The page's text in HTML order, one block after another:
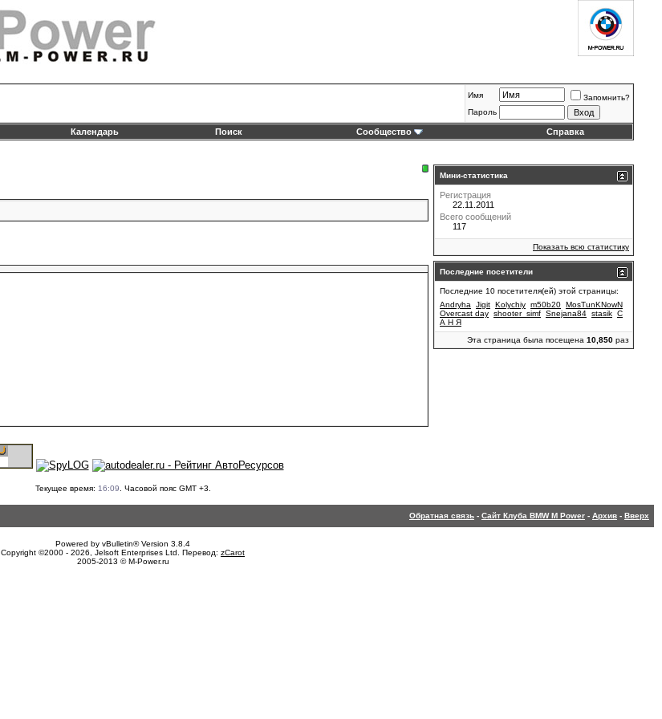
Имя
Запомнить?
Пароль
Календарь Поиск Сообщество Справка
Мини-статистика
Регистрация
22.11.2011
Всего сообщений
117
Показать всю статистику
Последние посетители
Последние 10 посетителя(ей) этой страницы:
Andryha
Jigit Kolychiy m50b20 MosTunKNowN
Overcast day shooter_simf Snejana84 stasik С
А Н Я
Эта страница была посещена 10,850 раз
Текущее время: 16:09 . Часовой пояс GMT +3.
Обратная связь - Сайт Клуба BMW M Power - Архив - Вверх
Powered by vBulletin® Version 3.8.4
Copyright ©2000 - 2026, Jelsoft Enterprises Ltd. Перевод: zCarot
2005-2013 © M-Power.ru